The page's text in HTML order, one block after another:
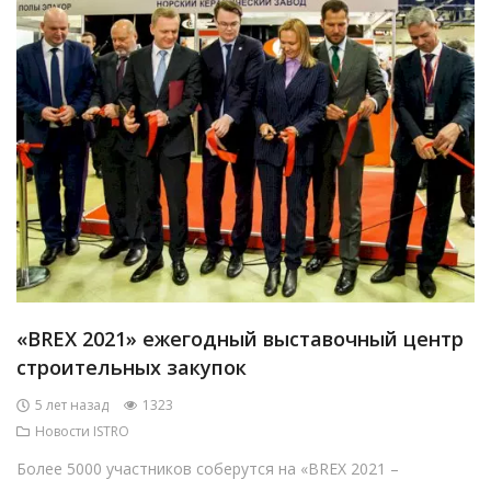
«BREX 2021» ежегодный выставочный центр
строительных закупок
5 лет назад
1323
Новости ISTRO
Более 5000 участников соберутся на «BREX 2021 –